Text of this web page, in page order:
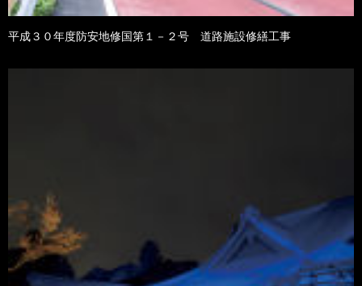
平成３０年度防安地修国第１－２号 道路施設修繕工事